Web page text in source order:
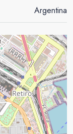
Argentina